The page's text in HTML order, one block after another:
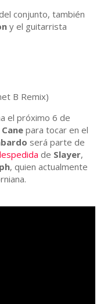
conjunto, también
y el guitarrista
B Remix)
el próximo 6 de
para tocar en el
será parte de
de Slayer,
, quien actualmente